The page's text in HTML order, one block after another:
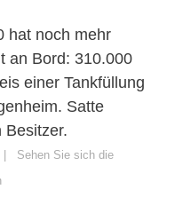
hat noch mehr
an Bord: 310.000
einer Tankfüllung
Satte
Besitzer.
| Sehen Sie sich die